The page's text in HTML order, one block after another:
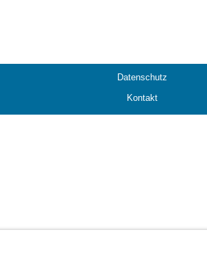
Datenschutz
Kontakt